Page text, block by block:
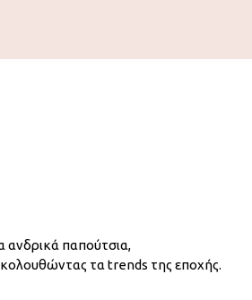
ανδρικά παπούτσια,
τα trends της εποχής.